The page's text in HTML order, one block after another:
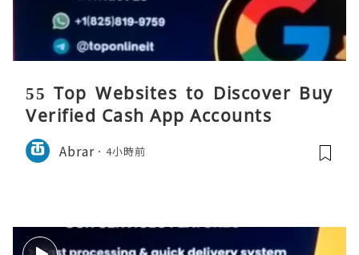
55 Top Websites to Discover Buy
Verified Cash App Accounts
Abrar 4小時前